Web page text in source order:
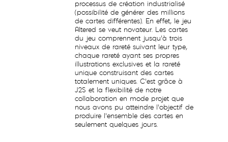
processus de création industrialisé
(possibilité de générer des millions
de cartes différentes). En effet, le jeu
Altered se veut novateur. Les cartes
du jeu comprennent jusqu’à trois
niveaux de rareté suivant leur type,
chaque rareté ayant ses propres
illustrations exclusives et la rareté
unique construisant des cartes
totalement uniques. C’est grâce à
J2S et la flexibilité de notre
collaboration en mode projet que
nous avons pu atteindre l’objectif de
produire l’ensemble des cartes en
seulement quelques jours.